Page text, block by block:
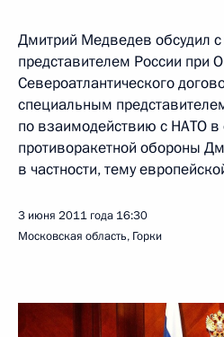
Дмитрий Медведев обсудил
представителем России при
Североатлантического
специальным
по взаимодействию с НАТО в
противоракетной обороны
в частности, тему
3 июня 2011 года 16:30
Московская область, Горки